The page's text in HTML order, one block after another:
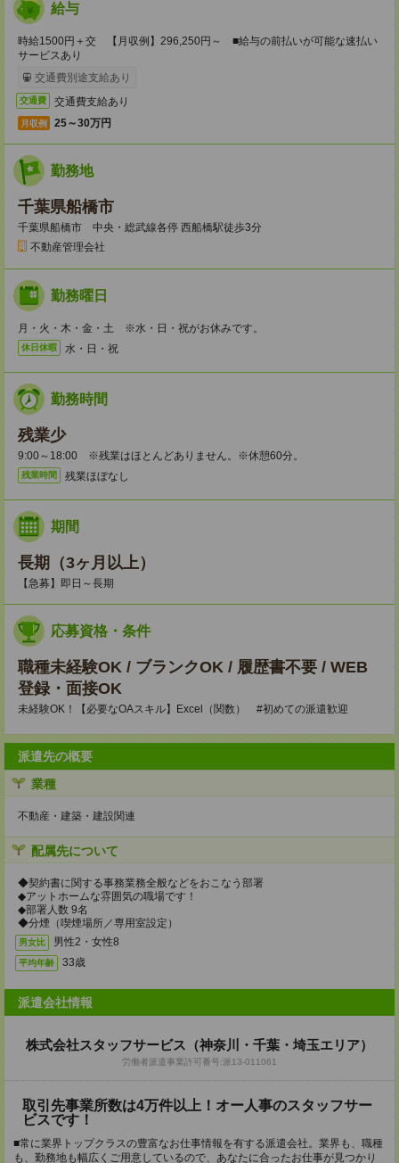
給与
時給1500円＋交 【月収例】296,250円～ ■給与の前払いが可能な速払い
サービスあり
交通費別途支給あり
交通費 交通費支給あり
月収例 25～30万円
勤務地
千葉県船橋市
千葉県船橋市 中央・総武線各停 西船橋駅徒歩3分
不動産管理会社
勤務曜日
月・火・木・金・土 ※水・日・祝がお休みです。
休日休暇 水・日・祝
勤務時間
残業少
9:00～18:00 ※残業はほとんどありません。※休憩60分。
残業時間 残業ほぼなし
期間
長期（3ヶ月以上）
【急募】即日～長期
応募資格・条件
職種未経験OK / ブランクOK / 履歴書不要 / WEB
登録・面接OK
未経験OK！【必要なOAスキル】Excel（関数） #初めての派遣歓迎
派遣先の概要
業種
不動産・建築・建設関連
配属先について
◆契約書に関する事務業務全般などをおこなう部署
◆アットホームな雰囲気の職場です！
◆部署人数 9名
◆分煙（喫煙場所／専用室設定）
男女比 男性2・女性8
平均年齢 33歳
派遣会社情報
株式会社スタッフサービス（神奈川・千葉・埼玉エリア）
労働者派遣事業許可番号:派13-011061
取引先事業所数は4万件以上！オー人事のスタッフサー
ビスです！
■常に業界トップクラスの豊富なお仕事情報を有する派遣会社。業界も、職種
も、勤務地も幅広くご用意しているので、あなたに合ったお仕事が見つかり